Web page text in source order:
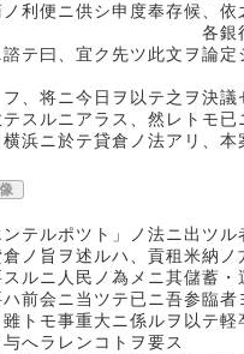
利便ニ供シ申度奉存候、
各銀行連
テ曰、宜ク先ツ此文ヲ論
、将ニ今日ヲ以テ之ヲ決議
スルニアラス、然レトモ
浜ニ於テ貸倉ノ法アリ、本
テルポツト」ノ法ニ出ツル
ノ旨ヲ述ルハ、貢租米納ノ
ルニ人民ノ為メニ其儲蓄
前会ニ当ツテ已ニ吾参臨
トモ事重大ニ係ルヲ以テ
へラレンコトヲ要ス